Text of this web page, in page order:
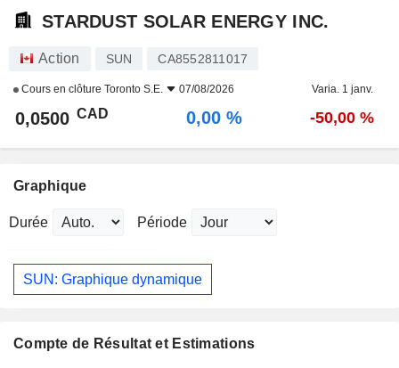
STARDUST SOLAR ENERGY INC.
Action SUN CA8552811017
Cours en clôture Toronto S.E. 07/08/2026 Varia. 1 janv.
0,0500 CAD 0,00 % -50,00 %
Graphique
Durée Période
SUN: Graphique dynamique
Compte de Résultat et Estimations